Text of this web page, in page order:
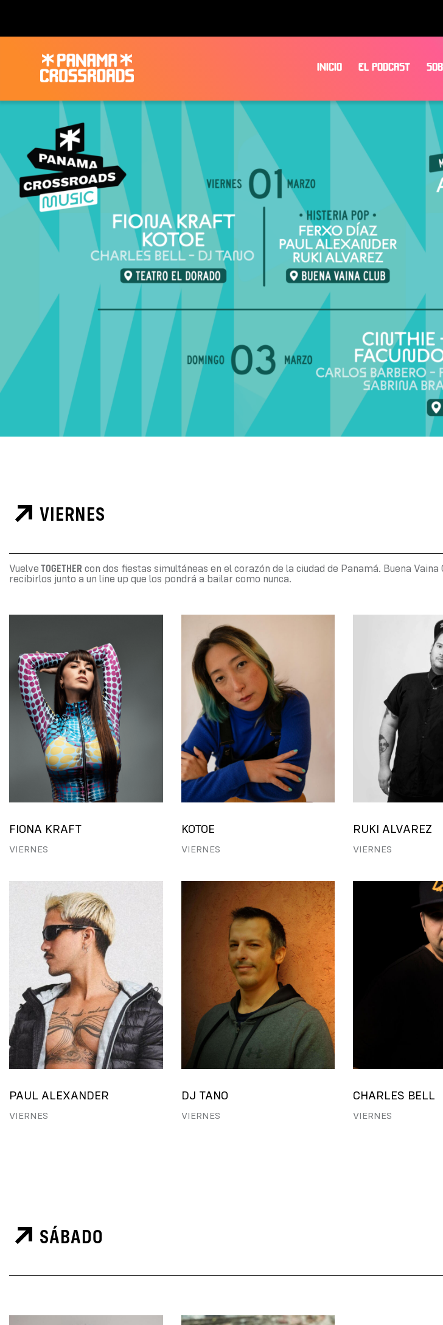
INICIO EL PODCAST
VIERNES
Vuelve TOGETHER con dos fiestas simultáneas en el corazón de la ciudad de Panamá. Buena
recibirlos junto a un line up que los pondrá a bailar como nunca.​
FIONA KRAFT
VIERNES
KOTOE
VIERNES
RUKI ALVAREZ
VIERNES
PAUL ALEXANDER
VIERNES
DJ TANO
VIERNES
CHARLES BELL
VIERNES
SÁBADO